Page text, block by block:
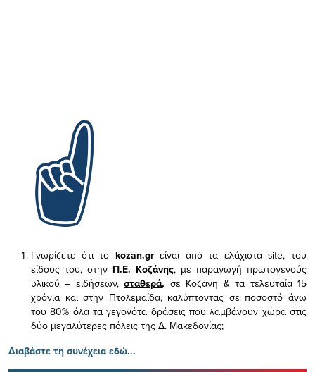
Γνωρίζετε ότι το kozan.gr είναι από τα ελάχισταsite, του
είδους του, στην Π.Ε. Κοζάνης, με παραγωγή πρωτογενούς
υλικού – ειδήσεων,σταθερά, σε Κοζάνη & τα τελευταία 15
χρόνια και στην Πτολεμαΐδα, καλύπτοντας σε ποσοστό άνω
του 80% όλα τα γεγονότα δράσεις που λαμβάνουν χώρα στις
δύο μεγαλύτερες πόλεις της Δ. Μακεδονίας;
Διαβάστε τη συνέχεια εδώ...